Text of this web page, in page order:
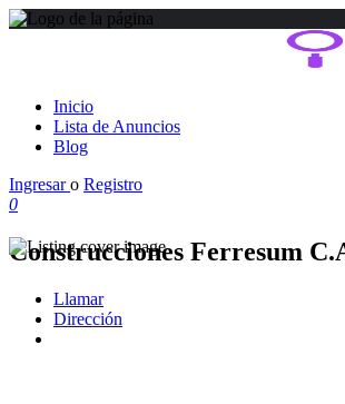
Inicio
Lista de Anuncios
Blog
Ingresaro Registro
0
Construcciones Ferresum
Llamar
Dirección